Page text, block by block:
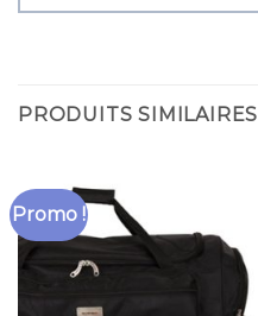
PRODUITS SIMILAIRES
Promo !